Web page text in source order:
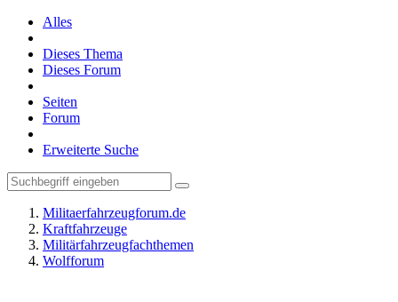
Alles
Dieses Thema
Dieses Forum
Seiten
Forum
Erweiterte Suche
Militaerfahrzeugforum.de
Kraftfahrzeuge
Militärfahrzeugfachthemen
Wolfforum